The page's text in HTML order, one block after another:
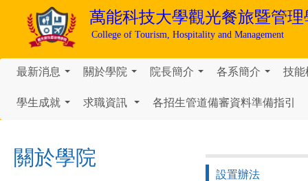
萬能科技大學觀光餐旅暨管理
College of Tourism, Hospitality and Management
最新消息 關於學院 院長簡介 各系簡介 技能
學生成就 求職資訊 各招生管道備審資料準備指引
關於學院
設置辦法